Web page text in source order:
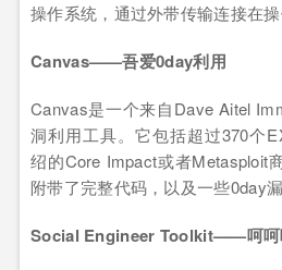
操作系统，通过外带传输连接在操
Canvas——吾爱0day利用
Canvas是一个来自Dave Aitel
洞利用工具。它包括超过370个
绍的Core Impact或者Metasploit
附带了完整代码，以及一些0day漏
Social Engineer Toolkit——呵呵